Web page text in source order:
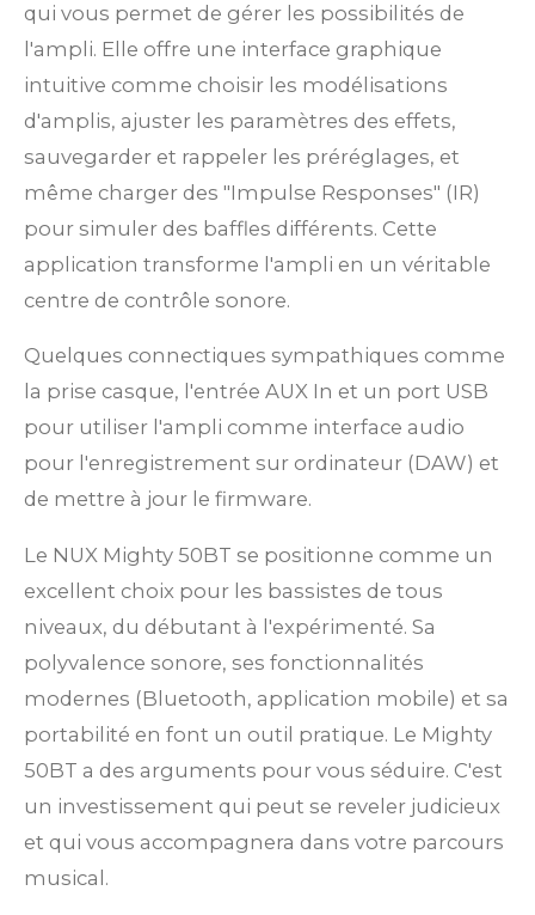
qui vous permet de gérer les possibilités de
l'ampli. Elle offre une interface graphique
intuitive comme choisir les modélisations
d'amplis, ajuster les paramètres des effets,
sauvegarder et rappeler les préréglages, et
même charger des "Impulse Responses" (IR)
pour simuler des baffles différents. Cette
application transforme l'ampli en un véritable
centre de contrôle sonore.
Quelques connectiques sympathiques comme
la prise casque, l'entrée AUX In et un port USB
pour utiliser l'ampli comme interface audio
pour l'enregistrement sur ordinateur (DAW) et
de mettre à jour le firmware.
Le NUX Mighty 50BT se positionne comme un
excellent choix pour les bassistes de tous
niveaux, du débutant à l'expérimenté. Sa
polyvalence sonore, ses fonctionnalités
modernes (Bluetooth, application mobile) et sa
portabilité en font un outil pratique. Le Mighty
50BT a des arguments pour vous séduire. C'est
un investissement qui peut se reveler judicieux
et qui vous accompagnera dans votre parcours
musical.